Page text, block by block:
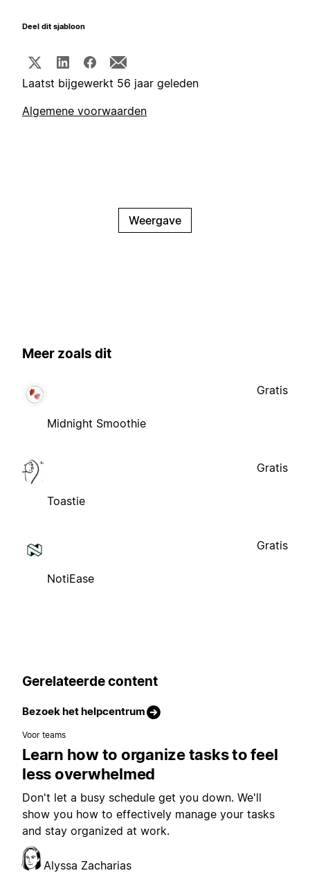
Deel dit sjabloon
Laatst bijgewerkt 56 jaar geleden
Algemene voorwaarden
Weergave
Meer zoals dit
Midnight Smoothie
Gratis
Toastie
Gratis
NotiEase
Gratis
Gerelateerde content
Bezoek het helpcentrum
Voor teams
Learn how to organize tasks to feel
less overwhelmed
Don't let a busy schedule get you down. We'll
show you how to effectively manage your tasks
and stay organized at work.
Alyssa Zacharias